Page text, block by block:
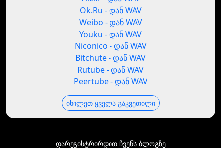
Ok.Ru - დან WAV
Weibo - დან WAV
Youku - დან WAV
Niconico - დან WAV
Bitchute - დან WAV
Rutube - დან WAV
Peertube - დან WAV
იხილეთ ყველა გაკვეთილი
დარეგისტრირდით ჩვენს ბლოგზე